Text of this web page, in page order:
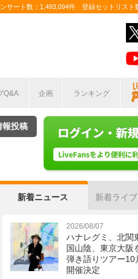
サート数：1,493,094件 登録セットリスト
Q&A 企画 ランキング
報投稿
新着ニュース 新着ライ
2026/08/07
ハナレグミ、北関
国山陰、東京大阪
弾き語りツアー10
開催決定